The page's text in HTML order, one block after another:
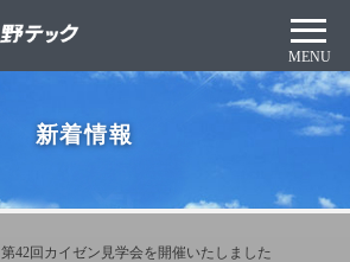
新着情報
第42回カイゼン見学会を開催いたしました